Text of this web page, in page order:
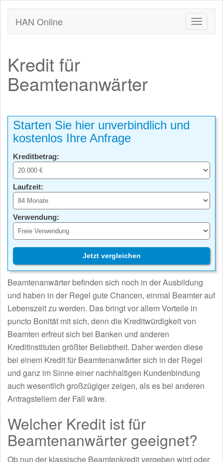
HAN Online
Kredit für
Beamtenanwärter
Starten Sie hier unverbindlich und
kostenlos Ihre Anfrage
Kreditbetrag:
Laufzeit:
Verwendung:
Jetzt vergleichen
Beamtenanwärter befinden sich noch in der Ausbildung
und haben in der Regel gute Chancen, einmal Beamter auf
Lebenszeit zu werden. Das bringt vor allem Vorteile in
puncto Bonität mit sich, denn die Kreditwürdigkeit von
Beamten erfreut sich bei Banken und anderen
Kreditinstituten größter Beliebtheit. Daher werden diese
bei einem Kredit für Beamtenanwärter sich in der Regel
und ganz im Sinne einer nachhaltigen Kundenbindung
auch wesentlich großzügiger zeigen, als es bei anderen
Antragstellern der Fall wäre.
Welcher Kredit ist für
Beamtenanwärter geeignet?
Ob nun der klassische Beamtenkredit vergeben wird oder